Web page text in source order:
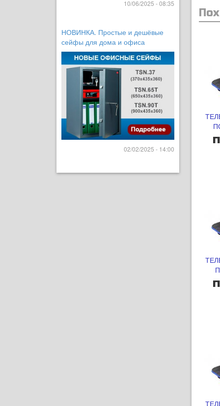
10/06/2025 - 08:35
НОВИНКА. Простые и дешёвые
сейфы для дома и офиса
02/02/2025 - 14:00